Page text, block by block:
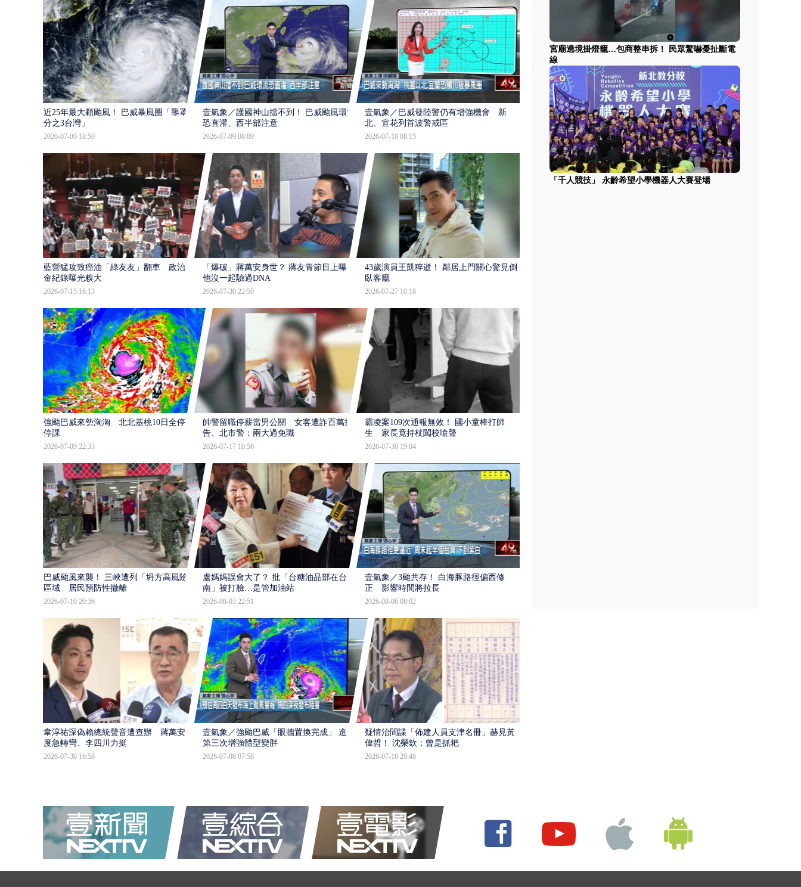
近25年最大顆颱風！ 巴威暴風圈「壟罩4
分之3台灣」
2026-07-09 18:50
壹氣象／護國神山擋不到！ 巴威颱風環流
恐直灌、西半部注意
2026-07-09 08:09
壹氣象／巴威發陸警仍有增強機會 新
北、宜花列首波警戒區
2026-07-10 08:15
藍營猛攻致癌油「綠友友」翻車 政治獻
金紀錄曝光糗大
2026-07-15 16:13
「爆破」蔣萬安身世？ 蔣友青節目上曝：
他沒一起驗過DNA
2026-07-30 22:50
43歲演員王凱猝逝！ 鄰居上門關心驚見倒
臥客廳
2026-07-27 10:18
強颱巴威來勢洶洶 北北基桃10日全停班
停課
2026-07-09 22:33
帥警留職停薪當男公關 女客遭詐百萬提
告、北市警：兩大過免職
2026-07-17 10:56
霸凌案109次通報無效！ 國小童棒打師
生 家長竟持杖闖校嗆聲
2026-07-30 19:04
巴威颱風來襲！ 三峽遭列「坍方高風險」
區域 居民預防性撤離
2026-07-10 20:36
盧媽媽誤會大了？ 批「台糖油品部在台
南」被打臉…是管加油站
2026-08-03 22:51
壹氣象／3颱共存！ 白海豚路徑偏西修
正 影響時間將拉長
2026-08-06 08:02
韋淳祐深偽賴總統聲音遭查辦 蔣萬安態
度急轉彎、李四川力挺
2026-07-30 16:58
壹氣象／強颱巴威「眼牆置換完成」 進入
第三次增強體型變胖
2026-07-08 07:58
疑情治間諜「佈建人員支津名冊」赫見黃
偉哲！ 沈榮欽：曾是抓耙
2026-07-16 20:48
宮廟遶境掛燈籠…包商整串拆！ 民眾驚嚇憂扯斷電
線
「千人競技」 永齡希望小學機器人大賽登場